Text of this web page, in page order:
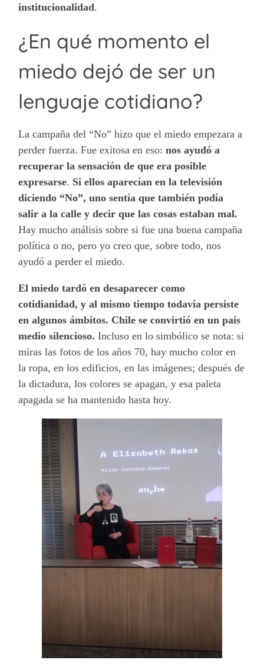
institucionalidad.
¿En qué momento el
miedo dejó de ser un
lenguaje cotidiano?
La campaña del “No” hizo que el miedo empezara a
perder fuerza. Fue exitosa en eso:nos ayudó a
recuperar la sensación de que era posible
expresarse. Si ellos aparecían en la televisión
diciendo “No”, uno sentía que también podía
salir a la calle y decir que las cosas estaban mal.
Hay mucho análisis sobre si fue una buena campaña
política o no, pero yo creo que, sobre todo, nos
ayudó a perder el miedo.
El miedo tardó en desaparecer como
cotidianidad, y al mismo tiempo todavía persiste
en algunos ámbitos. Chile se convirtió en un país
medio silencioso.Incluso en lo simbólico se nota: si
miras las fotos de los años 70, hay mucho color en
la ropa, en los edificios, en las imágenes; después de
la dictadura, los colores se apagan, y esa paleta
apagada se ha mantenido hasta hoy.